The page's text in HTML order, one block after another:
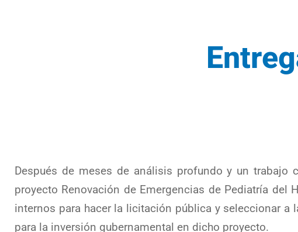
Después de meses de análisis profundo y un trabajo
proyecto Renovación de Emergencias de Pediatría del
internos para hacer la licitación pública y seleccionar
para la inversión gubernamental en dicho proyecto.